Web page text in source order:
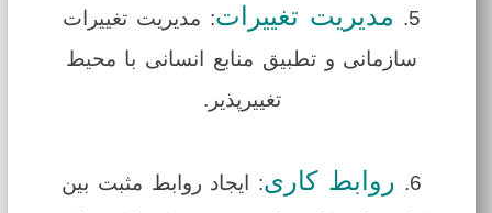
مدیریت تغییرات: مدیریت تغییرات
سازمانی و تطبیق منابع انسانی با محیط
تغییرپذیر.
روابط کاری: ایجاد روابط مثبت بین